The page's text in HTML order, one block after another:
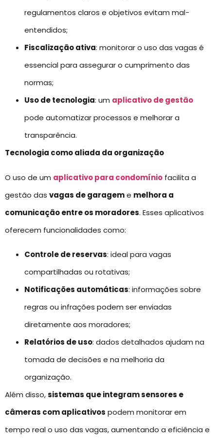
regulamentos claros e objetivos evitam mal-
entendidos;
Fiscalização ativa: monitorar o uso das vagas é
essencial para assegurar o cumprimento das
normas;
Uso de tecnologia: um aplicativo de gestão
pode automatizar processos e melhorar a
transparência.
Tecnologia como aliada da organização
O uso de um aplicativo para condomínio facilita a
gestão das vagas de garageme melhora a
comunicação entre os moradores. Esses aplicativos
oferecem funcionalidades como:
Controle de reservas: ideal para vagas
compartilhadas ou rotativas;
Notificações automáticas: informações sobre
regras ou infrações podem ser enviadas
diretamente aos moradores;
Relatórios de uso: dados detalhados ajudam na
tomada de decisões e na melhoria da
organização.
Além disso,sistemas que integram sensores e
câmeras com aplicativos podem monitorar em
tempo real o uso das vagas, aumentando a eficiência e